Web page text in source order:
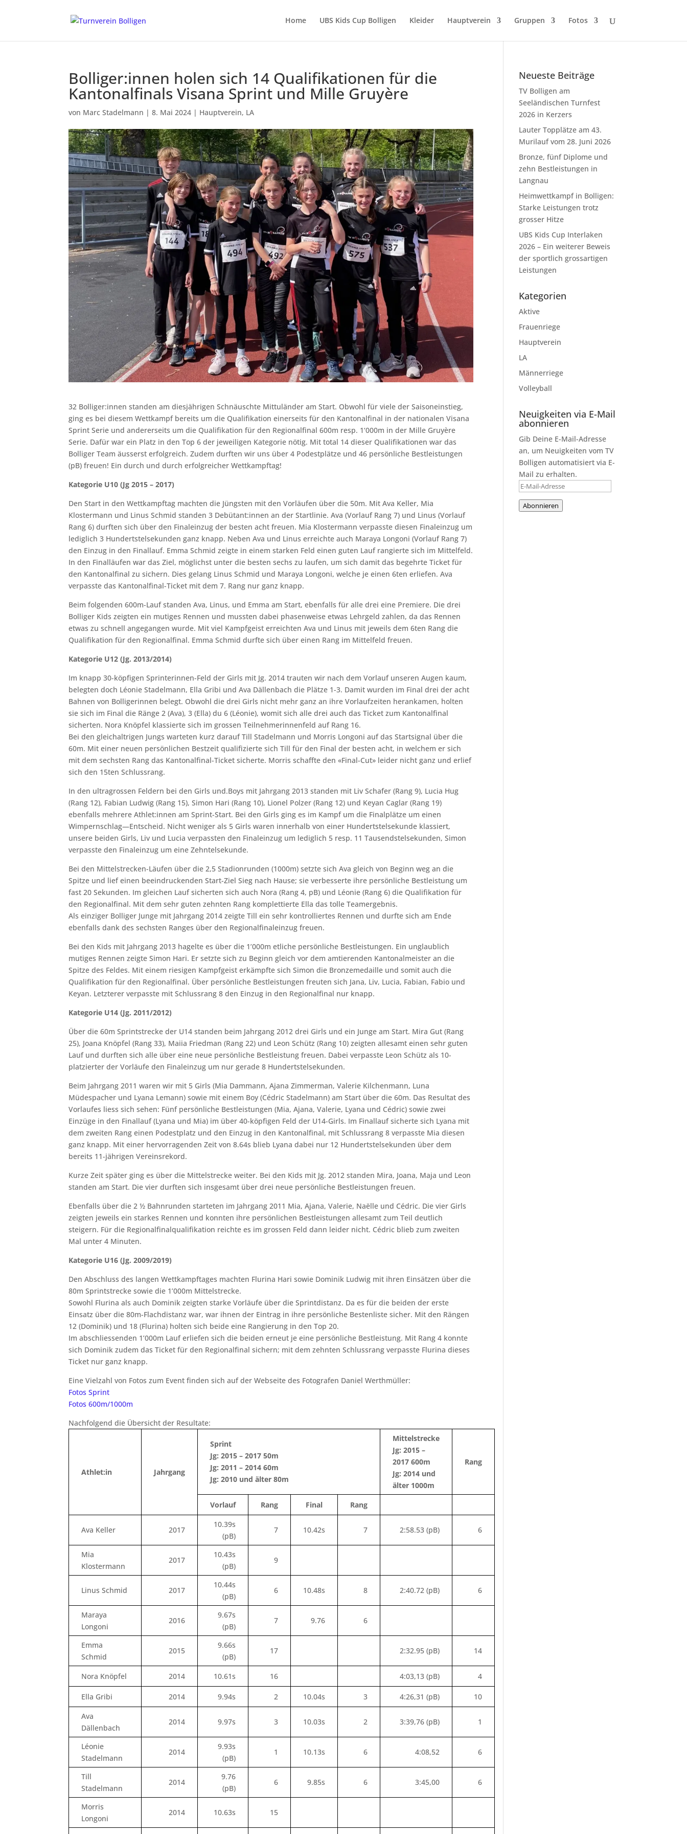
Home UBS Kids Cup Bolligen Kleider Hauptverein Gruppen Fotos
Bolliger:innen holen sich 14 Qualifikationen für die
Kantonalfinals Visana Sprint und Mille Gruyère
von Marc Stadelmann |8. Mai 2024 | Hauptverein, LA
32 Bolliger:innen standen am diesjährigen Schnäuschte Mittuländer am Start. Obwohl für viele der Saisoneinstieg,
ging es bei diesem Wettkampf bereits um die Qualifikation einerseits für den Kantonalfinal in der nationalen Visana
Sprint Serie und andererseits um die Qualifikation für den Regionalfinal 600m resp. 1‘000m in der Mille Gruyère
Serie. Dafür war ein Platz in den Top 6 der jeweiligen Kategorie nötig. Mit total 14 dieser Qualifikationen war das
Bolliger Team äusserst erfolgreich. Zudem durften wir uns über 4 Podestplätze und 46 persönliche Bestleistungen
(pB) freuen! Ein durch und durch erfolgreicher Wettkampftag!
Kategorie U10 (Jg 2015 – 2017)
Den Start in den Wettkampftag machten die Jüngsten mit den Vorläufen über die 50m. Mit Ava Keller, Mia
Klostermann und Linus Schmid standen 3 Debütant:innen an der Startlinie. Ava (Vorlauf Rang 7) und Linus (Vorlauf
Rang 6) durften sich über den Finaleinzug der besten acht freuen. Mia Klostermann verpasste diesen Finaleinzug um
lediglich 3 Hundertstelsekunden ganz knapp. Neben Ava und Linus erreichte auch Maraya Longoni (Vorlauf Rang 7)
den Einzug in den Finallauf. Emma Schmid zeigte in einem starken Feld einen guten Lauf rangierte sich im Mittelfeld.
In den Finalläufen war das Ziel, möglichst unter die besten sechs zu laufen, um sich damit das begehrte Ticket für
den Kantonalfinal zu sichern. Dies gelang Linus Schmid und Maraya Longoni, welche je einen 6ten erliefen. Ava
verpasste das Kantonalfinal-Ticket mit dem 7. Rang nur ganz knapp.
Beim folgenden 600m-Lauf standen Ava, Linus, und Emma am Start, ebenfalls für alle drei eine Premiere. Die drei
Bolliger Kids zeigten ein mutiges Rennen und mussten dabei phasenweise etwas Lehrgeld zahlen, da das Rennen
etwas zu schnell angegangen wurde. Mit viel Kampfgeist erreichten Ava und Linus mit jeweils dem 6ten Rang die
Qualifikation für den Regionalfinal. Emma Schmid durfte sich über einen Rang im Mittelfeld freuen.
Kategorie U12 (Jg. 2013/2014)
Im knapp 30-köpfigen Sprinterinnen-Feld der Girls mit Jg. 2014 trauten wir nach dem Vorlauf unseren Augen kaum,
belegten doch Léonie Stadelmann, Ella Gribi und Ava Dällenbach die Plätze 1-3. Damit wurden im Final drei der acht
Bahnen von Bolligerinnen belegt. Obwohl die drei Girls nicht mehr ganz an ihre Vorlaufzeiten herankamen, holten
sie sich im Final die Ränge 2 (Ava), 3 (Ella) du 6 (Léonie), womit sich alle drei auch das Ticket zum Kantonalfinal
sicherten. Nora Knöpfel klassierte sich im grossen Teilnehmerinnenfeld auf Rang 16.
Bei den gleichaltrigen Jungs warteten kurz darauf Till Stadelmann und Morris Longoni auf das Startsignal über die
60m. Mit einer neuen persönlichen Bestzeit qualifizierte sich Till für den Final der besten acht, in welchem er sich
mit dem sechsten Rang das Kantonalfinal-Ticket sicherte. Morris schaffte den «Final-Cut» leider nicht ganz und erlief
sich den 15ten Schlussrang.
In den ultragrossen Feldern bei den Girls und.Boys mit Jahrgang 2013 standen mit Liv Schafer (Rang 9), Lucia Hug
(Rang 12), Fabian Ludwig (Rang 15), Simon Hari (Rang 10), Lionel Polzer (Rang 12) und Keyan Caglar (Rang 19)
ebenfalls mehrere Athlet:innen am Sprint-Start. Bei den Girls ging es im Kampf um die Finalplätze um einen
Wimpernschlag—Entscheid. Nicht weniger als 5 Girls waren innerhalb von einer Hundertstelsekunde klassiert,
unsere beiden Girls, Liv und Lucia verpassten den Finaleinzug um lediglich 5 resp. 11 Tausendstelsekunden, Simon
verpasste den Finaleinzug um eine Zehntelsekunde.
Bei den Mittelstrecken-Läufen über die 2,5 Stadionrunden (1000m) setzte sich Ava gleich von Beginn weg an die
Spitze und lief einen beeindruckenden Start-Ziel Sieg nach Hause; sie verbesserte ihre persönliche Bestleistung um
fast 20 Sekunden. Im gleichen Lauf sicherten sich auch Nora (Rang 4, pB) und Léonie (Rang 6) die Qualifikation für
den Regionalfinal. Mit dem sehr guten zehnten Rang komplettierte Ella das tolle Teamergebnis.
Als einziger Bolliger Junge mit Jahrgang 2014 zeigte Till ein sehr kontrolliertes Rennen und durfte sich am Ende
ebenfalls dank des sechsten Ranges über den Regionalfinaleinzug freuen.
Bei den Kids mit Jahrgang 2013 hagelte es über die 1’000m etliche persönliche Bestleistungen. Ein unglaublich
mutiges Rennen zeigte Simon Hari. Er setzte sich zu Beginn gleich vor dem amtierenden Kantonalmeister an die
Spitze des Feldes. Mit einem riesigen Kampfgeist erkämpfte sich Simon die Bronzemedaille und somit auch die
Qualifikation für den Regionalfinal. Über persönliche Bestleistungen freuten sich Jana, Liv, Lucia, Fabian, Fabio und
Keyan. Letzterer verpasste mit Schlussrang 8 den Einzug in den Regionalfinal nur knapp.
Kategorie U14 (Jg. 2011/2012)
Über die 60m Sprintstrecke der U14 standen beim Jahrgang 2012 drei Girls und ein Junge am Start. Mira Gut (Rang
25), Joana Knöpfel (Rang 33), Maiia Friedman (Rang 22) und Leon Schütz (Rang 10) zeigten allesamt einen sehr guten
Lauf und durften sich alle über eine neue persönliche Bestleistung freuen. Dabei verpasste Leon Schütz als 10-
platzierter der Vorläufe den Finaleinzug um nur gerade 8 Hundertstelsekunden.
Beim Jahrgang 2011 waren wir mit 5 Girls (Mia Dammann, Ajana Zimmerman, Valerie Kilchenmann, Luna
Müdespacher und Lyana Lemann) sowie mit einem Boy (Cédric Stadelmann) am Start über die 60m. Das Resultat des
Vorlaufes liess sich sehen: Fünf persönliche Bestleistungen (Mia, Ajana, Valerie, Lyana und Cédric) sowie zwei
Einzüge in den Finallauf (Lyana und Mia) im über 40-köpfigen Feld der U14-Girls. Im Finallauf sicherte sich Lyana mit
dem zweiten Rang einen Podestplatz und den Einzug in den Kantonalfinal, mit Schlussrang 8 verpasste Mia diesen
ganz knapp. Mit einer hervorragenden Zeit von 8.64s blieb Lyana dabei nur 12 Hundertstelsekunden über dem
bereits 11-jährigen Vereinsrekord.
Kurze Zeit später ging es über die Mittelstrecke weiter. Bei den Kids mit Jg. 2012 standen Mira, Joana, Maja und Leon
standen am Start. Die vier durften sich insgesamt über drei neue persönliche Bestleistungen freuen.
Ebenfalls über die 2 ½ Bahnrunden starteten im Jahrgang 2011 Mia, Ajana, Valerie, Naëlle und Cédric. Die vier Girls
zeigten jeweils ein starkes Rennen und konnten ihre persönlichen Bestleistungen allesamt zum Teil deutlich
steigern. Für die Regionalfinalqualifikation reichte es im grossen Feld dann leider nicht. Cédric blieb zum zweiten
Mal unter 4 Minuten.
Kategorie U16 (Jg. 2009/2019)
Den Abschluss des langen Wettkampftages machten Flurina Hari sowie Dominik Ludwig mit ihren Einsätzen über die
80m Sprintstrecke sowie die 1’000m Mittelstrecke.
Sowohl Flurina als auch Dominik zeigten starke Vorläufe über die Sprintdistanz. Da es für die beiden der erste
Einsatz über die 80m-Flachdistanz war, war ihnen der Eintrag in ihre persönliche Bestenliste sicher. Mit den Rängen
12 (Dominik) und 18 (Flurina) holten sich beide eine Rangierung in den Top 20.
Im abschliessenden 1’000m Lauf erliefen sich die beiden erneut je eine persönliche Bestleistung. Mit Rang 4 konnte
sich Dominik zudem das Ticket für den Regionalfinal sichern; mit dem zehnten Schlussrang verpasste Flurina dieses
Ticket nur ganz knapp.
Eine Vielzahl von Fotos zum Event finden sich auf der Webseite des Fotografen Daniel Werthmüller:
Fotos Sprint
Fotos 600m/1000m
Nachfolgend die Übersicht der Resultate:
Athlet:in Jahrgang
Sprint
Jg: 2015 – 2017 50m
Jg: 2011 – 2014 60m
Jg: 2010 und älter 80m
Mittelstrecke
Jg: 2015 –
2017 600m
Jg: 2014 und
älter 1000m
Rang
Vorlauf Rang Final Rang
Ava Keller 2017
10.39s
(pB)
7 10.42s 7 2:58.53 (pB) 6
Mia
Klostermann
2017
10.43s
(pB)
9
Linus Schmid 2017
10.44s
(pB)
6 10.48s 8 2:40.72 (pB) 6
Maraya
Longoni
2016
9.67s
(pB)
7 9.76 6
Emma
Schmid
2015
9.66s
(pB)
17 2:32.95 (pB) 14
Nora Knöpfel 2014 10.61s 16 4:03,13 (pB) 4
Ella Gribi 2014 9.94s 2 10.04s 3 4:26,31 (pB)
10
Ava
Dällenbach
2014 9.97s 3 10.03s 2 3:39,76 (pB) 1
Léonie
Stadelmann
2014
9.93s
(pB)
1 10.13s 6 4:08,52 6
Till
Stadelmann
2014
9.76
(pB)
6 9.85s 6 3:45,00 6
Morris
Longoni
2014 10.63s 15
Neueste Beiträge
TV Bolligen am
Seeländischen Turnfest
2026 in Kerzers
Lauter Topplätze am 43.
Murilauf vom 28. Juni 2026
Bronze, fünf Diplome und
zehn Bestleistungen in
Langnau
Heimwettkampf in Bolligen:
Starke Leistungen trotz
grosser Hitze
UBS Kids Cup Interlaken
2026 – Ein weiterer Beweis
der sportlich grossartigen
Leistungen
Kategorien
Aktive
Frauenriege
Hauptverein
LA
Männerriege
Volleyball
Neuigkeiten via E-Mail
abonnieren
Gib Deine E-Mail-Adresse
an, um Neuigkeiten vom TV
Bolligen automatisiert via E-
Mail zu erhalten.
E-
Mail-
Adresse
Abonnieren